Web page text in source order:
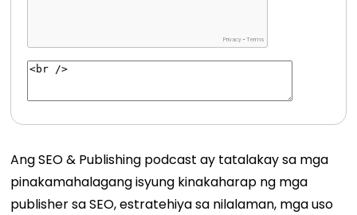
Ang SEO & Publishing podcast ay tatalakay sa mga
pinakamahalagang isyung kinakaharap ng mga
publisher sa SEO, estratehiya sa nilalaman, mga uso